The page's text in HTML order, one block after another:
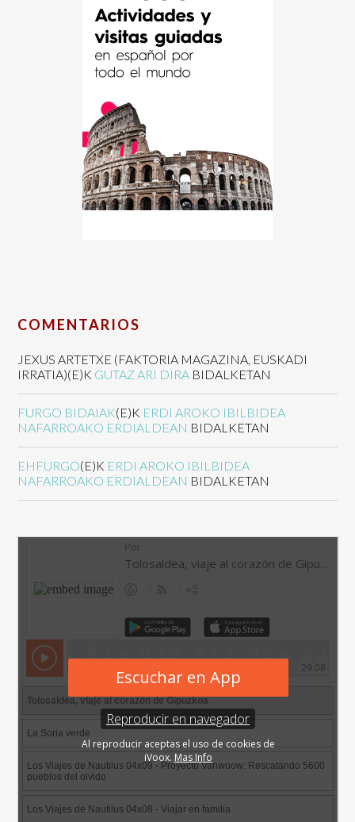
COMENTARIOS
JEXUS ARTETXE (FAKTORIA MAGAZINA, EUSKADI
IRRATIA)(E)K GUTAZ ARI DIRA BIDALKETAN
FURGO BIDAIAK(E)K ERDI AROKO IBILBIDEA
NAFARROAKO ERDIALDEAN BIDALKETAN
EHFURGO(E)K ERDI AROKO IBILBIDEA
NAFARROAKO ERDIALDEAN BIDALKETAN